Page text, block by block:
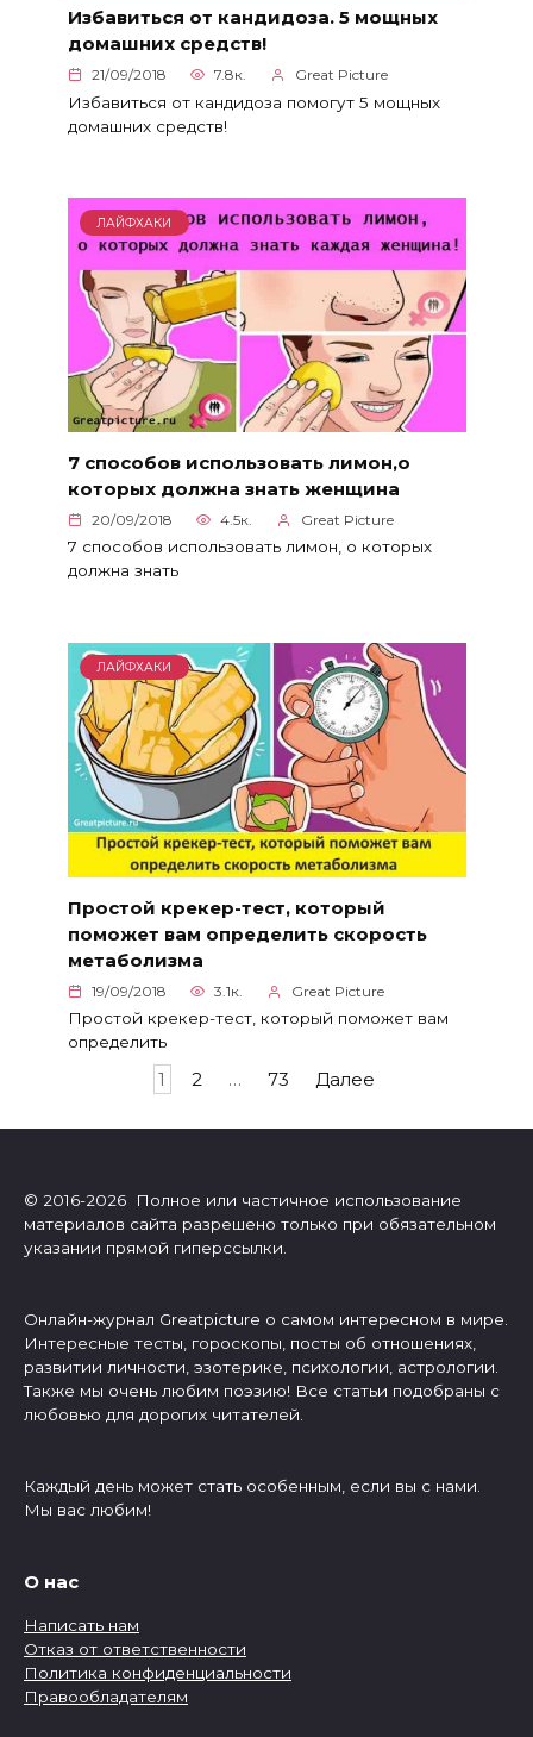
Избавиться от кандидоза. 5 мощных
домашних средств!
21/09/2018 7.8к. Great Picture
Избавиться от кандидоза помогут 5 мощных
домашних средств!
ЛАЙФХАКИ
7 способов использовать лимон,о
которых должна знать женщина
20/09/2018 4.5к. Great Picture
7 способов использовать лимон, о которых
должна знать
ЛАЙФХАКИ
Простой крекер-тест, который
поможет вам определить скорость
метаболизма
19/09/2018 3.1к. Great Picture
Простой крекер-тест, который поможет вам
определить
1 2 … 73 Далее
© 2016-2026 Полное или частичное использование
материалов сайта разрешено только при обязательном
указании прямой гиперссылки.
Онлайн-журнал Greatpicture о самом интересном в мире.
Интересные тесты, гороскопы, посты об отношениях,
развитии личности, эзотерике, психологии, астрологии.
Также мы очень любим поэзию! Все статьи подобраны с
любовью для дорогих читателей.
Каждый день может стать особенным, если вы с нами.
Мы вас любим!
О нас
Написать нам
Отказ от ответственности
Политика конфиденциальности
Правообладателям